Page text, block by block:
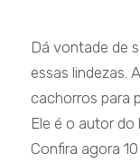
Dá vontade de
essas lindezas.
cachorros para
Ele é o autor do
Confira agora